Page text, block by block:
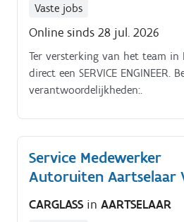
Vaste jobs
Online sinds 28 jul. 2026
Ter versterking van het team in
direct een SERVICE ENGINEER.
verantwoordelijkheden:.
Service Medewerker
Autoruiten Aartselaar
CARGLASS in AARTSELAAR